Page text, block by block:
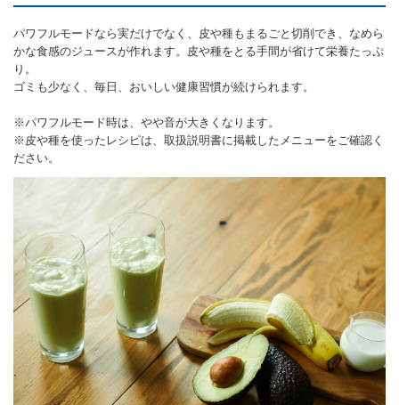
パワフルモードなら実だけでなく、皮や種もまるごと切削でき、なめら
かな食感のジュースが作れます。皮や種をとる手間が省けて栄養たっぷ
り。
ゴミも少なく、毎日、おいしい健康習慣が続けられます。
※パワフルモード時は、やや音が大きくなります。
※皮や種を使ったレシピは、取扱説明書に掲載したメニューをご確認く
ださい。